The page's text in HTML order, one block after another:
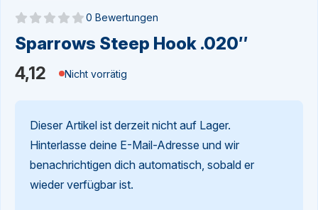
Noch keine Bewertungen
0 Bewertungen
Sparrows Steep Hook .020″
4,12
Nicht vorrätig
Dieser Artikel ist derzeit nicht auf Lager.
Hinterlasse deine E-Mail-Adresse und wir
benachrichtigen dich automatisch, sobald er
wieder verfügbar ist.